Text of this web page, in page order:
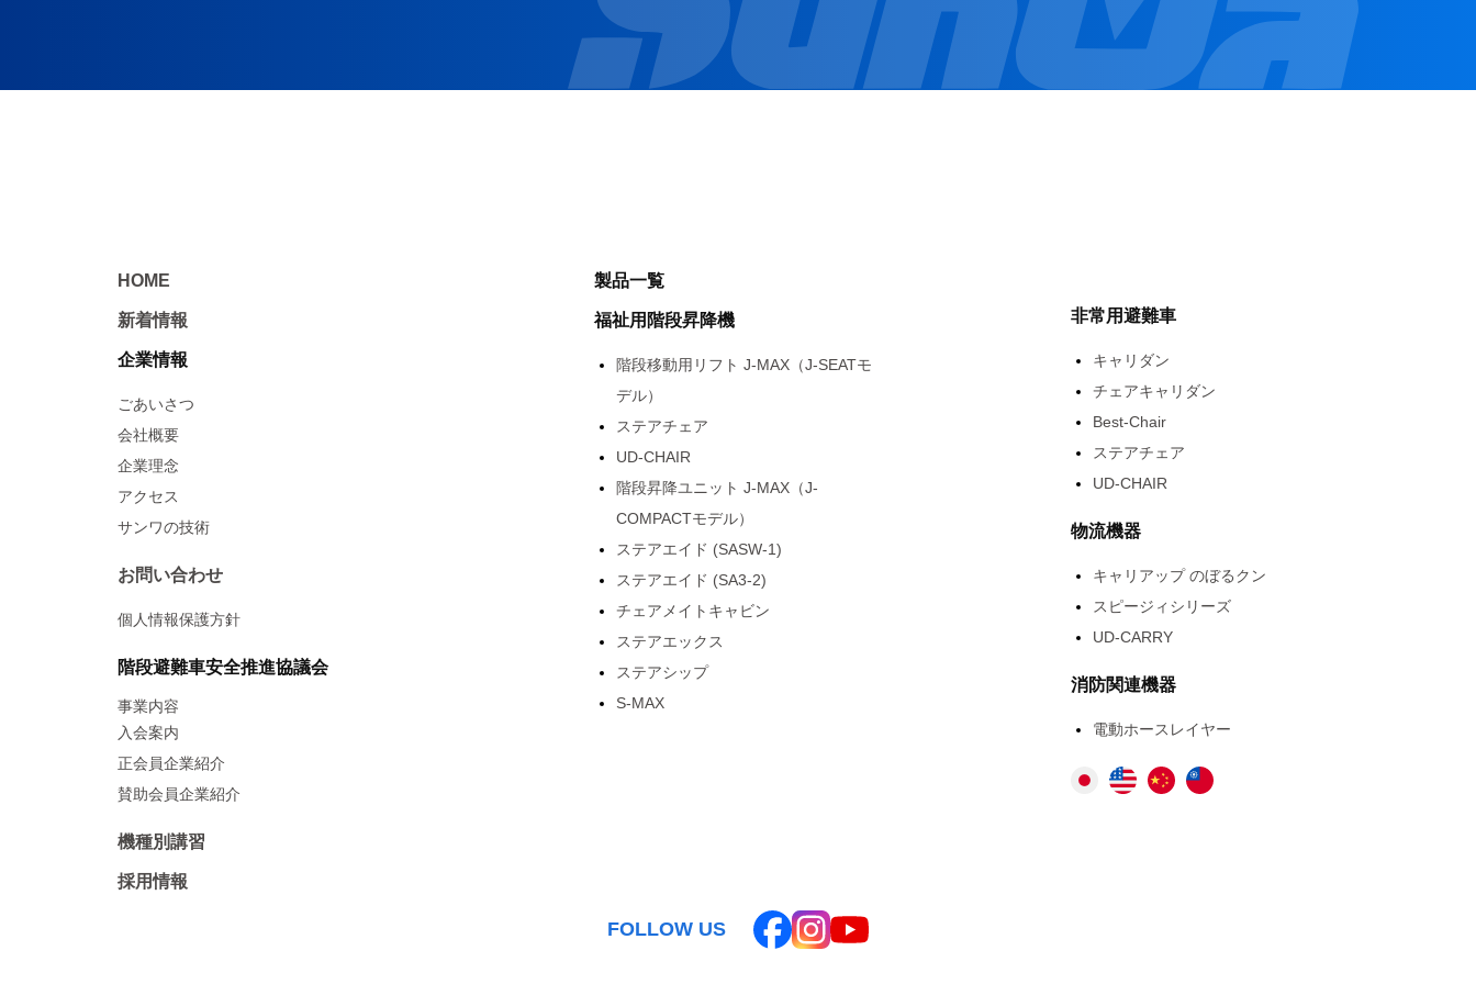
HOME
新着情報
企業情報
ごあいさつ
会社概要
企業理念
アクセス
サンワの技術
お問い合わせ
個人情報保護方針
階段避難車安全推進協議会
事業内容
入会案内
正会員企業紹介
賛助会員企業紹介
機種別講習
採用情報
製品一覧
福祉用階段昇降機
階段移動用リフト J-MAX（J-SEATモ
デル）
ステアチェア
UD-CHAIR
階段昇降ユニット J-MAX（J-
COMPACTモデル）
ステアエイド (SASW-1)
ステアエイド (SA3-2)
チェアメイトキャビン
ステアエックス
ステアシップ
S-MAX
非常用避難車
キャリダン
チェアキャリダン
Best-Chair
ステアチェア
UD-CHAIR
物流機器
キャリアップ のぼるクン
スピージィシリーズ
UD-CARRY
消防関連機器
電動ホースレイヤー
FOLLOW US